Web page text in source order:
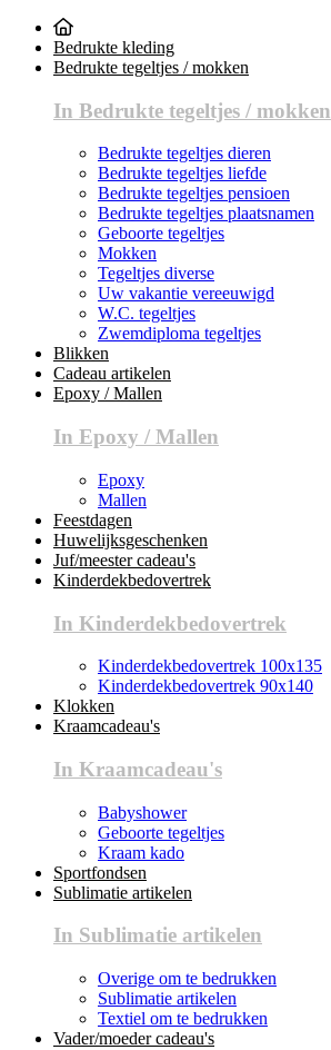
Bedrukte kleding
Bedrukte tegeltjes / mokken
In Bedrukte tegeltjes / mokken
Bedrukte tegeltjes dieren
Bedrukte tegeltjes liefde
Bedrukte tegeltjes pensioen
Bedrukte tegeltjes plaatsnamen
Geboorte tegeltjes
Mokken
Tegeltjes diverse
Uw vakantie vereeuwigd
W.C. tegeltjes
Zwemdiploma tegeltjes
Blikken
Cadeau artikelen
Epoxy / Mallen
In Epoxy / Mallen
Epoxy
Mallen
Feestdagen
Huwelijksgeschenken
Juf/meester cadeau's
Kinderdekbedovertrek
In Kinderdekbedovertrek
Kinderdekbedovertrek 100x135
Kinderdekbedovertrek 90x140
Klokken
Kraamcadeau's
In Kraamcadeau's
Babyshower
Geboorte tegeltjes
Kraam kado
Sportfondsen
Sublimatie artikelen
In Sublimatie artikelen
Overige om te bedrukken
Sublimatie artikelen
Textiel om te bedrukken
Vader/moeder cadeau's